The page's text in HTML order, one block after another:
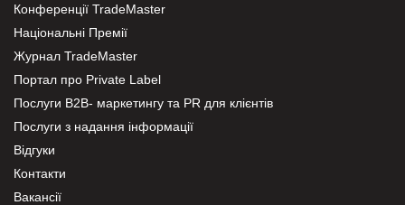
Конференції TradeMaster
Національні Премії
Журнал TradeMaster
Портал про Private Label
Послуги В2В- маркетингу та PR для клієнтів
Послуги з надання інформації
Відгуки
Контакти
Вакансії